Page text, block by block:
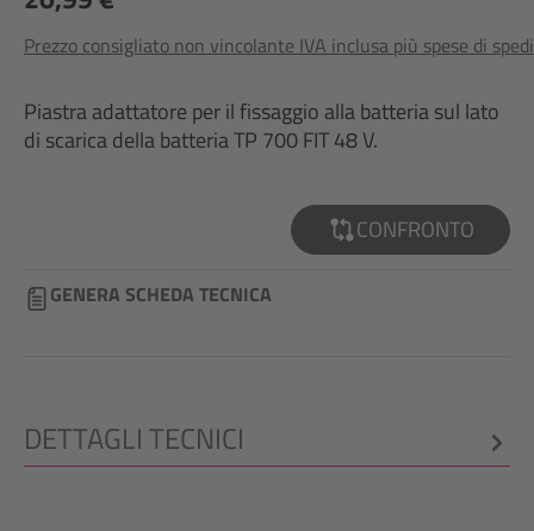
Prezzo consigliato non vincolante IVA inclusa più spese di
Piastra adattatore per il fissaggio alla batteria sul lato
di scarica della batteria TP 700 FIT 48 V.
CONFRONTO
GENERA SCHEDA TECNICA
DETTAGLI TECNICI